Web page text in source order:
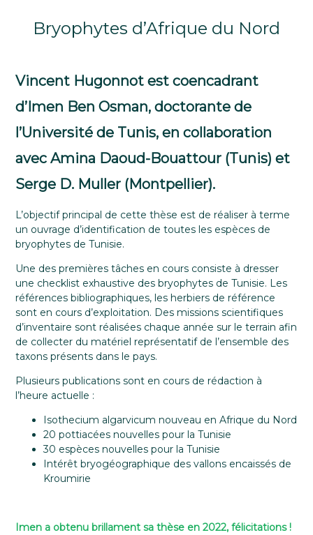
Bryophytes d’Afrique du Nord
Vincent Hugonnot est coencadrant
d’Imen Ben Osman, doctorante de
l’Université de Tunis, en collaboration
avec Amina Daoud-Bouattour (Tunis) et
Serge D. Muller (Montpellier).
L’objectif principal de cette thèse est de réaliser à terme
un ouvrage d’identification de toutes les espèces de
bryophytes de Tunisie.
Une des premières tâches en cours consiste à dresser
une checklist exhaustive des bryophytes de Tunisie. Les
références bibliographiques, les herbiers de référence
sont en cours d’exploitation. Des missions scientifiques
d’inventaire sont réalisées chaque année sur le terrain afin
de collecter du matériel représentatif de l’ensemble des
taxons présents dans le pays.
Plusieurs publications sont en cours de rédaction à
l’heure actuelle :
Isothecium algarvicum nouveau en Afrique du Nord
20 pottiacées nouvelles pour la Tunisie
30 espèces nouvelles pour la Tunisie
Intérêt bryogéographique des vallons encaissés de
Kroumirie
Imen a obtenu brillament sa thèse en 2022, félicitations !